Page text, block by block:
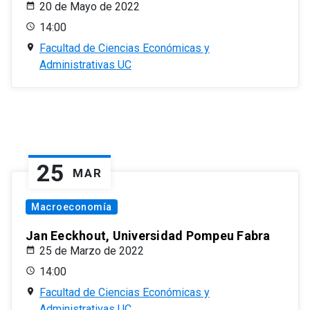
20 de Mayo de 2022
14:00
Facultad de Ciencias Económicas y
Administrativas UC
25 MAR
Macroeconomía
Jan Eeckhout, Universidad Pompeu Fabra
25 de Marzo de 2022
14:00
Facultad de Ciencias Económicas y